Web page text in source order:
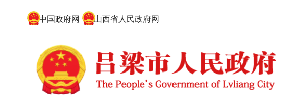
中国政府网 山西省人民政府网